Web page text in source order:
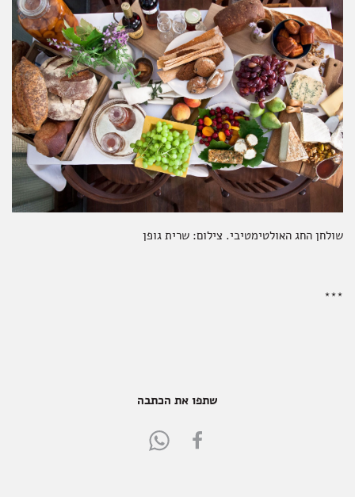
שולחן החג האולטימטיבי. צילום: שרית גופן
***
שתפו את הכתבה
Share
Share
in